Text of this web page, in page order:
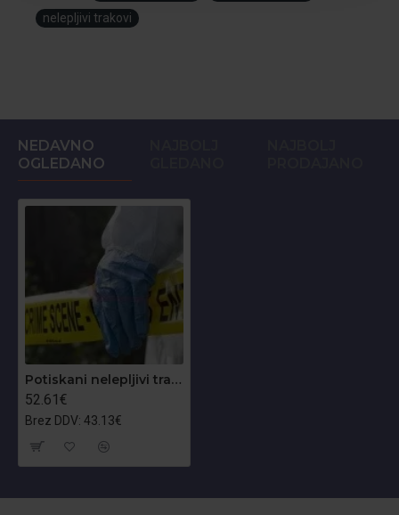
nelepljivi trakovi
NEDAVNO
OGLEDANO
Potiskani nelepljivi trakovi 75mm x 250m
52.61€
Brez DDV: 43.13€